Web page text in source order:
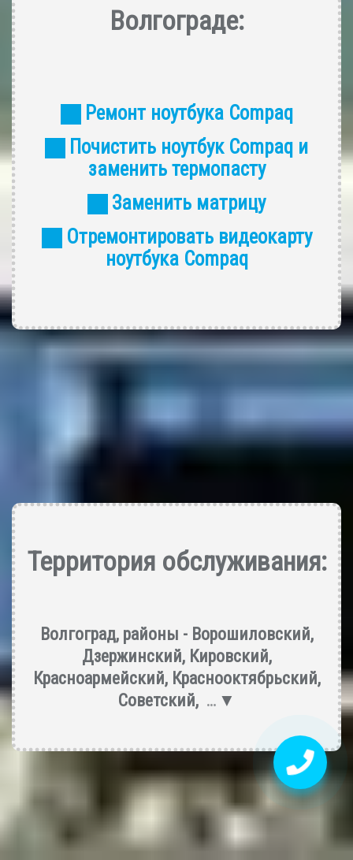
Волгограде:
Ремонт ноутбука Compaq
Почистить ноутбук Compaq и
заменить термопасту
Заменить матрицу
Отремонтировать видеокарту
ноутбука Compaq
Территория обслуживания:
Волгоград, районы - Ворошиловский,
Дзержинский, Кировский,
Красноармейский, Краснооктябрьский,
Советский,